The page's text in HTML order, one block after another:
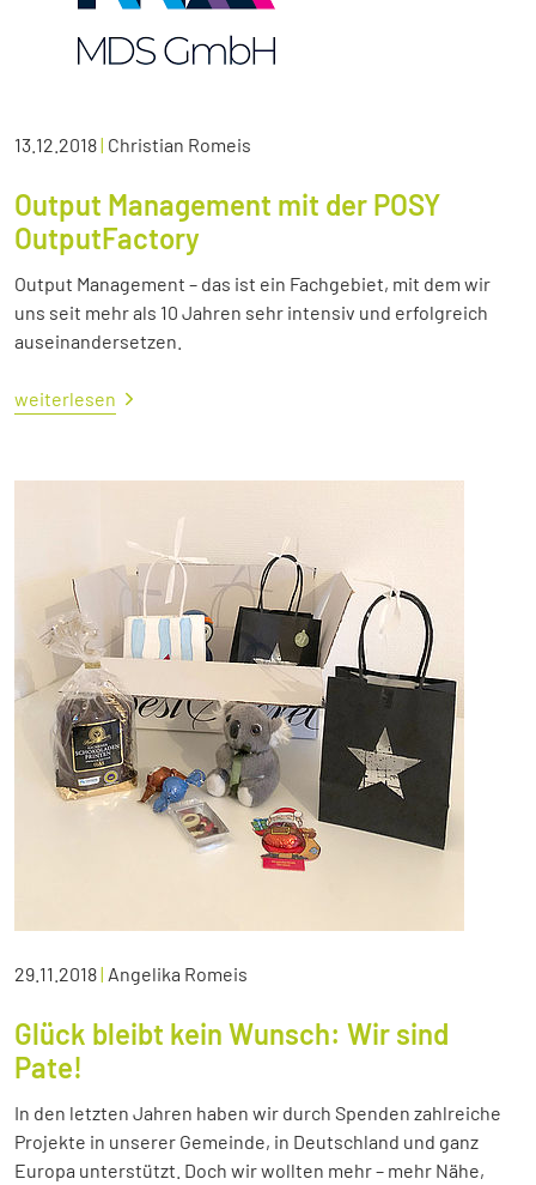
13.12.2018| Christian Romeis
Output Management mit der POSY
OutputFactory
Output Management – das ist ein Fachgebiet, mit dem wir
uns seit mehr als 10 Jahren sehr intensiv und erfolgreich
auseinandersetzen.
weiterlesen
29.11.2018| Angelika Romeis
Glück bleibt kein Wunsch: Wir sind
Pate!
In den letzten Jahren haben wir durch Spenden zahlreiche
Projekte in unserer Gemeinde, in Deutschland und ganz
Europa unterstützt. Doch wir wollten mehr – mehr Nähe,